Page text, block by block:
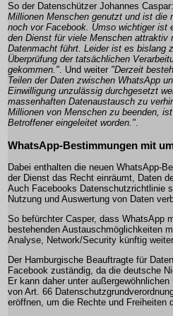
So der Datenschützer Johannes Caspar:
Millionen Menschen genutzt und ist die
noch vor Facebook. Umso wichtiger ist
den Dienst für viele Menschen
Datenmacht führt. Leider ist es bislang
Überprüfung der tatsächlichen
gekommen.". Und weiter "Derzeit
Teilen der Daten zwischen WhatsApp
Einwilligung unzulässig durchgesetzt
massenhaften Datenaustausch zu
Millionen von Menschen zu beenden,
Betroffener eingeleitet worden.".
WhatsApp-Bestimmungen mit
Dabei enthalten die neuen WhatsApp-
der Dienst das Recht einräumt, Daten
Auch Facebooks Datenschutzrichtlinie
Nutzung und Auswertung von Daten
So befürchter Casper, dass WhatsApp
bestehenden Austauschmöglichkeiten
Analyse, Network/Security künftig
Der Hamburgische Beauftragte für
Facebook zuständig, da die deutsche
Er kann daher unter
von Art. 66
eröffnen, um die Rechte und Freiheiten